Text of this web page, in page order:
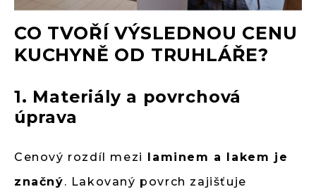
CO TVOŘÍ VÝSLEDNOU CENU
KUCHYNĚ OD TRUHLÁŘE?
1. Materiály a povrchová
úprava
Cenový rozdíl mezi laminem a lakem je
značný. Lakovaný povrch zajišťuje